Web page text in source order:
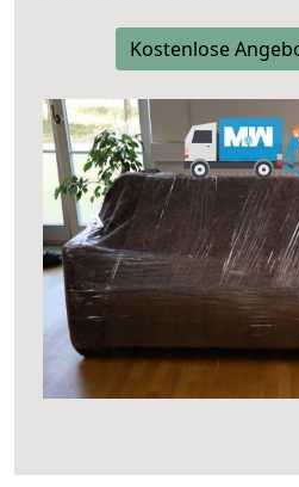
Kostenlose